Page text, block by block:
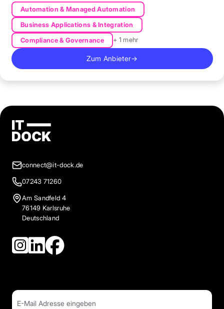
Automation & Managed Automation
Business Applications & Integration
Compliance & Governance
+ 1 mehr
Zum Anbieter→
connect@it-dock.de
07243 71260
Am Sandfeld 4
76149 Karlsruhe
Deutschland